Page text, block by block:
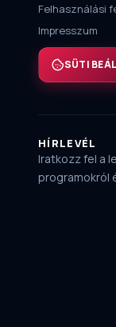
Felhasználási
Impresszum
SÜTI
HÍRLEVÉL
Iratkozz fel a
programokról